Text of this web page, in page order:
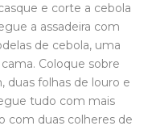
e corte a cebola
a assadeira com
de cebola, uma
Coloque sobre
duas folhas de louro e
tudo com mais
com duas colheres de